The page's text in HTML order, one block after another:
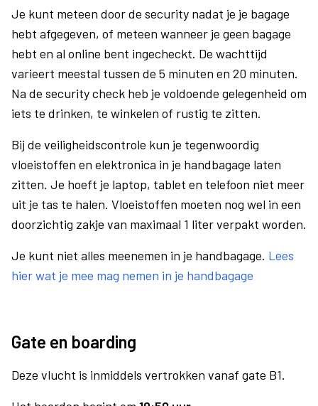
Je kunt meteen door de security nadat je je bagage
hebt afgegeven, of meteen wanneer je geen bagage
hebt en al online bent ingecheckt. De wachttijd
varieert meestal tussen de 5 minuten en 20 minuten.
Na de security check heb je voldoende gelegenheid om
iets te drinken, te winkelen of rustig te zitten.
Bij de veiligheidscontrole kun je tegenwoordig
vloeistoffen en elektronica in je handbagage laten
zitten. Je hoeft je laptop, tablet en telefoon niet meer
uit je tas te halen. Vloeistoffen moeten nog wel in een
doorzichtig zakje van maximaal 1 liter verpakt worden.
Je kunt niet alles meenemen in je handbagage. Lees
hier wat je mee mag nemen in je handbagage
Gate en boarding
Deze vlucht is inmiddels vertrokken vanaf gate B1.